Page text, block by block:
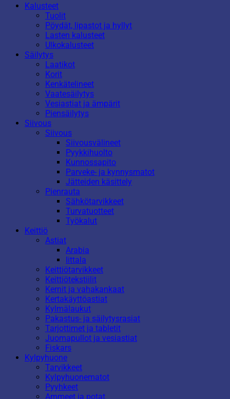
Kalusteet
Tuolit
Pöydät, lipastot ja hyllyt
Lasten kalusteet
Ulkokalusteet
Säilytys
Laatikot
Korit
Kenkätelineet
Vaatesäilytys
Vesiastiat ja ämpärit
Piensäilytys
Siivous
Siivous
Siivousvälineet
Pyykkihuolto
Kunnossapito
Parveke- ja kynnysmatot
Jätteiden käsittely
Pienrauta
Sähkötarvikkeet
Turvatuotteet
Työkalut
Keittiö
Astiat
Arabia
Iittala
Keittiötarvikkeet
Keittiötekstiilit
Kernit ja vahakankaat
Kertakäyttöastiat
Kylmälaukut
Pakastus- ja säilytysrasiat
Tarjottimet ja tabletit
Juomapullot ja vesiastiat
Fiskars
Kylpyhuone
Tarvikkeet
Kylpyhuonematot
Pyyhkeet
Ammeet ja potat